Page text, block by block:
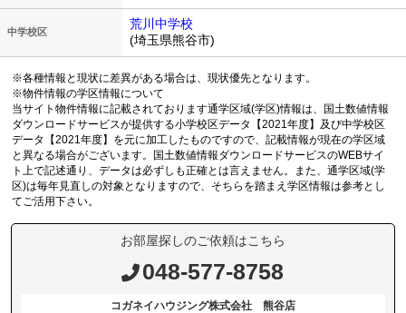
中学校区
荒川中学校
(埼玉県熊谷市)
※各種情報と現状に差異がある場合は、現状優先となります。
※物件情報の学区情報について
当サイト物件情報に記載されております通学区域(学区)情報は、国土数値情報
ダウンロードサービスが提供する小学校区データ【2021年度】及び中学校区
データ【2021年度】を元に加工したものですので、記載情報が現在の学区域
と異なる場合がございます。国土数値情報ダウンロードサービスのWEBサイ
ト上で記述通り、データは必ずしも正確とは言えません。また、通学区域(学
区)は毎年見直しの対象となりますので、そちらを踏まえ学区情報は参考とし
てご活用下さい。
お部屋探しのご依頼はこちら
048-577-8758
コガネイハウジング株式会社 熊谷店